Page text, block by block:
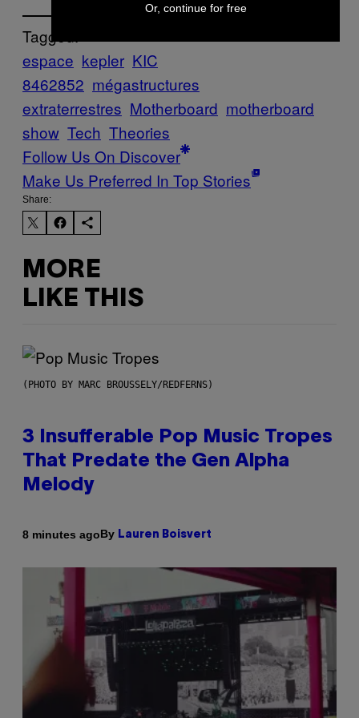
Tagged:
espace kepler KIC
8462852 mégastructures
extraterrestres Motherboard motherboard
show Tech Theories
Follow Us On Discover
Make Us Preferred In Top Stories
Share:
MORE
LIKE THIS
(PHOTO BY MARC BROUSSELY/REDFERNS)
3 Insufferable Pop Music Tropes
That Predate the Gen Alpha
Melody
8 minutes agoBy Lauren Boisvert
Or, continue for free